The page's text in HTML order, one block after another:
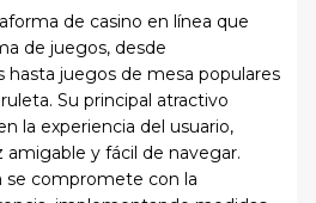
de casino en línea que
de juegos, desde
hasta juegos de mesa populares
Su principal atractivo
la experiencia del usuario,
amigable y fácil de navegar.
se compromete con la